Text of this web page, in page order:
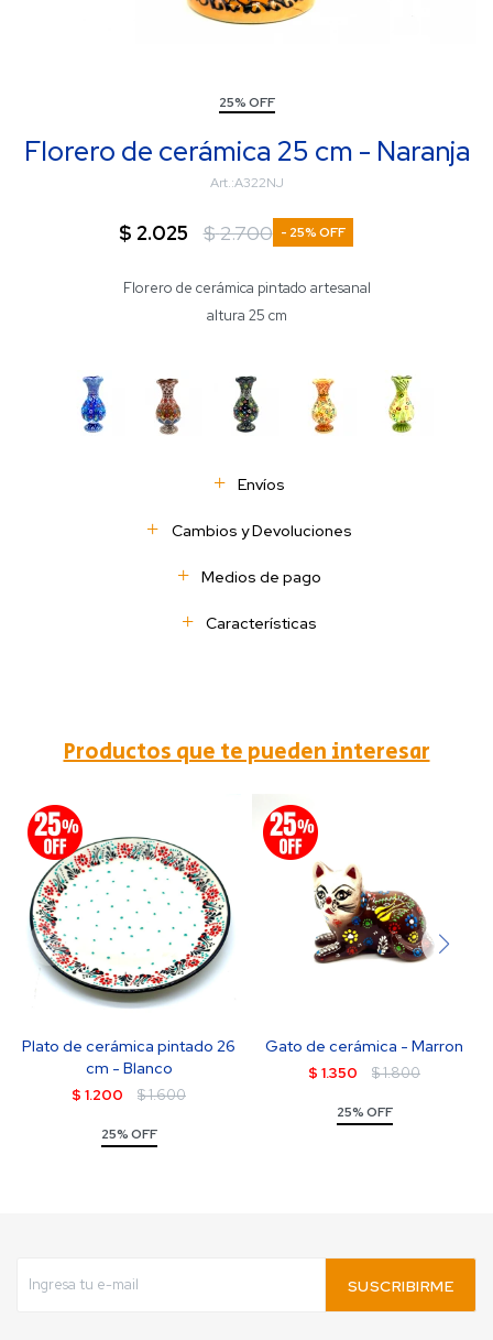
25% OFF
Florero de cerámica 25 cm - Naranja
A322NJ
$ 2.025 $2.700 25
Florero de cerámica pintado artesanal
altura 25 cm
Envíos
Cambios y Devoluciones
Medios de pago
Características
Productos que te pueden interesar
Plato de cerámica pintado 26
cm - Blanco
$ 1.200 $1.600
25% OFF
Gato de cerámica - Marron
$ 1.350 $1.800
25% OFF
SUSCRIBIRME